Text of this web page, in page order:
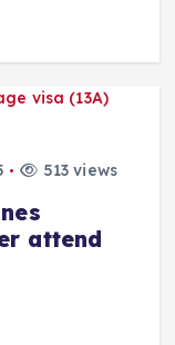
513 views
attend